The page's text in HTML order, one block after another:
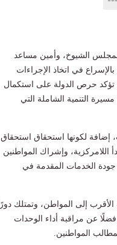
بمجلس الشيوخ، وأمين مساعد
بالإسراع في اتخاذ الإجراءات
تؤكد حرص الدولة على استكمال
التنمية الشاملة التي
إضافة لكونها استحقاق استحقاق
اللامركزية، وإشراك المواطنين
جودة الخدمات المقدمة في
إلى المواطن، وتمتلك دورًا
عن مراقبة أداء الوحدات
المواطنين.